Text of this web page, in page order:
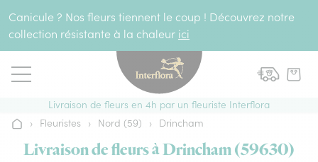
Canicule ? Nos fleurs tiennent le coup ! Découvrez notre
collection résistante à la chaleur ici
Livraison de fleurs en 4h par un fleuriste Interflora
Accueil
› Fleuristes › Nord (59) › Drincham
Livraison de fleurs à Drincham (59630)